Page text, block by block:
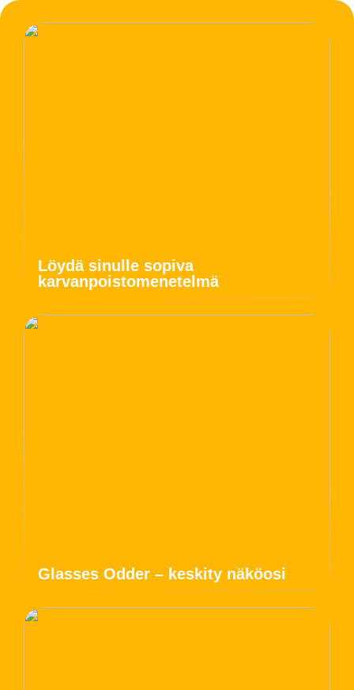
Löydä sinulle sopiva
karvanpoistomenetelmä
Glasses Odder – keskity näköosi